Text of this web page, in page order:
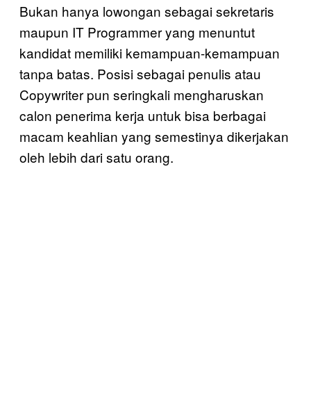
Bukan hanya lowongan sebagai sekretaris
maupun IT Programmer yang menuntut
kandidat memiliki kemampuan-kemampuan
tanpa batas. Posisi sebagai penulis atau
Copywriter pun seringkali mengharuskan
calon penerima kerja untuk bisa berbagai
macam keahlian yang semestinya dikerjakan
oleh lebih dari satu orang.